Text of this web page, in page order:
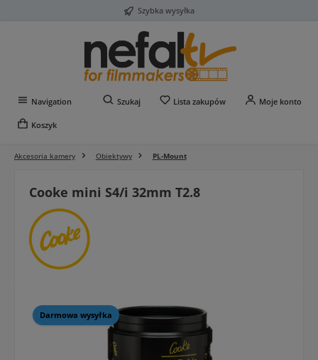
Szybka wysyłka
Navigation Szukaj Lista zakupówMasz 0 przedmioty na
Moje konto
Koszyk
Akcesoria kamery Obiektywy PL-Mount
Cooke mini S4/i 32mm T2.8
Pomiń galerię zdjęć
Darmowa wysyłka